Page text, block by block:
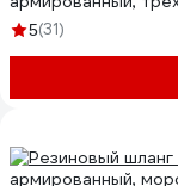
5(31)